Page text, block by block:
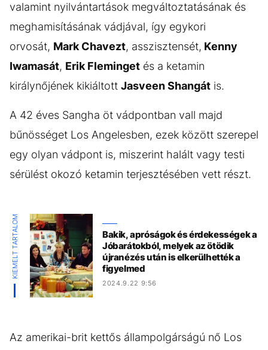
valamint nyilvántartások megváltoztatásának és
meghamisításának vádjával, így egykori
orvosát, Mark Chavezt, asszisztensét, Kenny
Iwamasát, Erik Fleminget és a ketamin
királynőjének kikiáltott Jasveen Shangát is.
A 42 éves Sangha öt vádpontban vall majd
bűnösséget Los Angelesben, ezek között szerepel
egy olyan vádpont is, miszerint halált vagy testi
sérülést okozó ketamin terjesztésében vett részt.
KIEMELT TARTALOM
Bakik, apróságok és érdekességek a
Jóbarátokból, melyek az ötödik
újranézés után is elkerülhették a
figyelmed
2024.9.22 9:56
Az amerikai-brit kettős állampolgárságú nő Los